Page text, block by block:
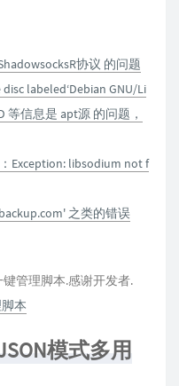
协议 的问题
labeled‘Debian GNU/Li
等信息是 apt源 的问题，
Exception: libsodium not f
之类的错误
键管理脚本.感谢开发者.
本
模式多用